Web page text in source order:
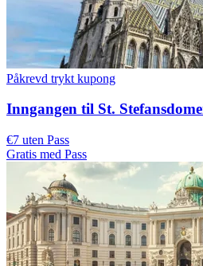
Påkrevd trykt kupong
Inngangen til St.
€7 uten Pass
Gratis med Pass